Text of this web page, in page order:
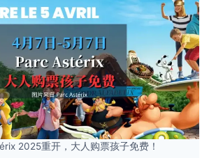
2025重开，大人购票孩子免费！